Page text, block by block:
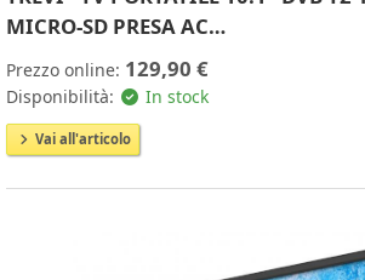
MICRO-SD PRESA AC…
Prezzo online: 129,90 €
Disponibilità: In stock
Vai all'articolo